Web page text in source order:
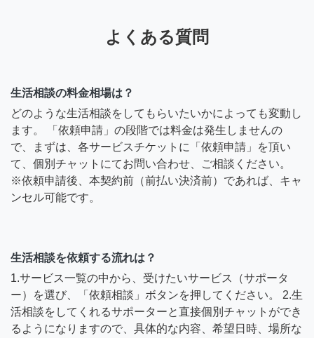
よくある質問
生活相談の料金相場は？
どのような生活相談をしてもらいたいかによっても変動し
ます。 「依頼申請」の段階では料金は発生しませんの
で、まずは、各サービスチケットに「依頼申請」を頂い
て、個別チャットにてお問い合わせ、ご相談ください。
※依頼申請後、本契約前（前払い決済前）であれば、キャ
ンセル可能です。
生活相談を依頼する流れは？
1.サービス一覧の中から、受けたいサービス（サポータ
ー）を選び、「依頼相談」ボタンを押してください。 2.生
活相談をしてくれるサポーターと直接個別チャットができ
るようになりますので、具体的な内容、希望日時、場所な